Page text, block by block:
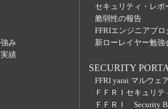
み
績
セキュリティ・レポ
脆弱性の報告
FFRIエンジニアブロ
新ローレイヤー勉強
SECURITY
FFRI yarai マルウェ
ＦＦＲＩセキュリテ
ＦＦＲＩ Security